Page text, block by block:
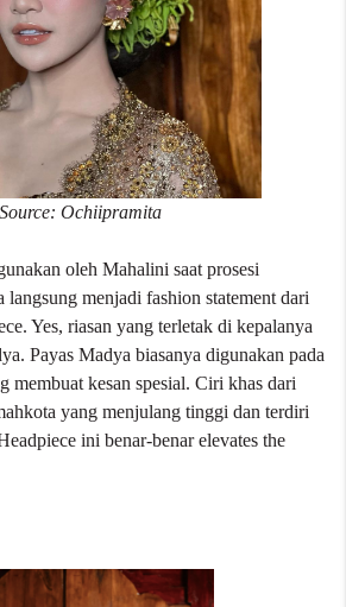
Source: Ochiipramita
oleh Mahalini saat prosesi
langsung menjadi fashion statement dari
Yes, riasan yang terletak di kepalanya
Payas Madya biasanya digunakan pada
membuat kesan spesial. Ciri khas dari
yang menjulang tinggi dan terdiri
ini benar-benar elevates the